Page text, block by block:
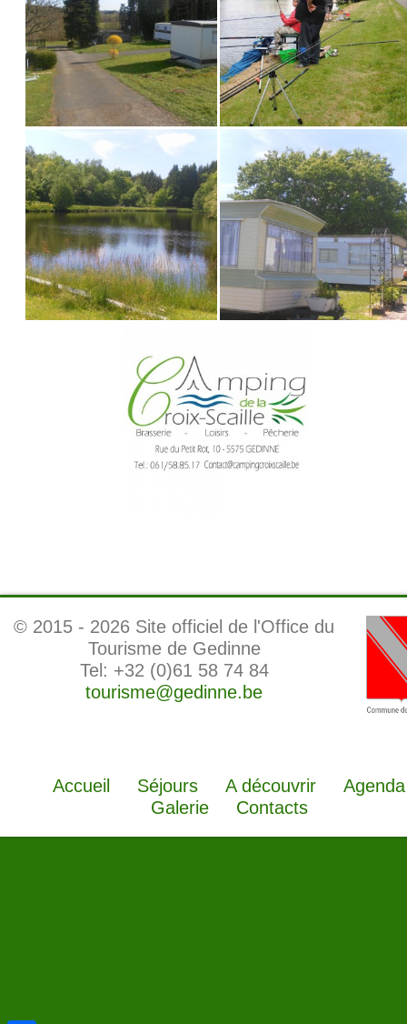
© 2015 - 2026 Site officiel de l'Office du
Tourisme de Gedinne
Tel: +32 (0)61 58 74 84
tourisme@gedinne.be
Accueil Séjours A découvrir
Agenda
Galerie
Contacts